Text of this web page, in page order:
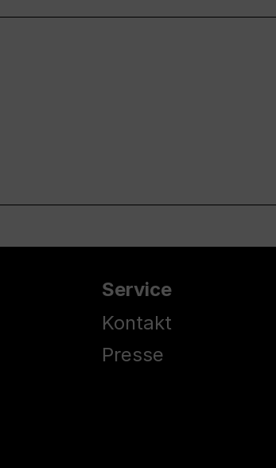
Service
Kontakt
Presse